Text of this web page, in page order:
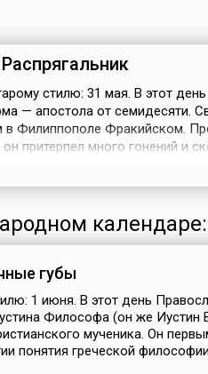
стилю: 31 мая. В этот день
— апостола от семидесяти.
в Филиппополе Фракийском.
он притерпел много гонений и
«Е...
календаре:
губы
1 июня. В этот день
Философа (он же Иустин
мученика. Он
понятия греческой